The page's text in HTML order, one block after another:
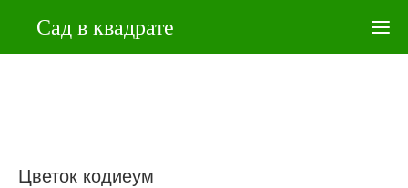
Цветок кодиеум
Сад в квадрате